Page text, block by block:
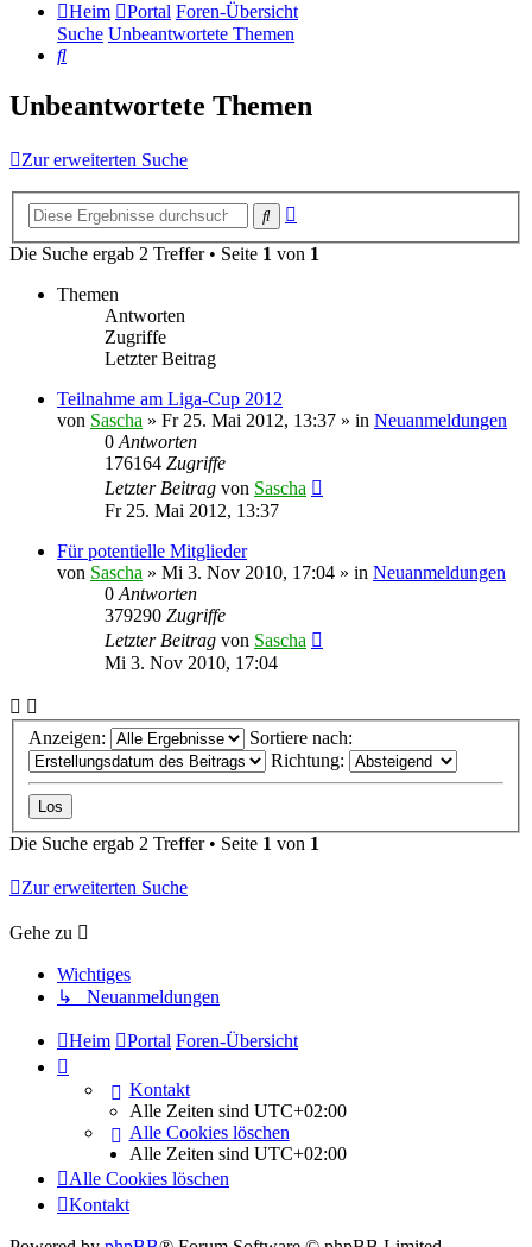
Heim Portal Foren-Übersicht
Suche Unbeantwortete Themen
Suche
Unbeantwortete Themen
Zur erweiterten Suche
Suche
Die Suche ergab 2 Treffer • Seite 1 von 1
Themen
Antworten
Zugriffe
Letzter Beitrag
Teilnahme am Liga-Cup 2012
von Sascha » Fr 25. Mai 2012, 13:37 » in Neuanmeldungen
0 Antworten
176164 Zugriffe
Letzter Beitrag von Sascha
Fr 25. Mai 2012, 13:37
Für potentielle Mitglieder
von Sascha » Mi 3. Nov 2010, 17:04 » in Neuanmeldungen
0 Antworten
379290 Zugriffe
Letzter Beitrag von Sascha
Mi 3. Nov 2010, 17:04
Anzeigen:
Sortiere nach:
Richtung:
Die Suche ergab 2 Treffer • Seite 1 von 1
Zur erweiterten Suche
Gehe zu
Wichtiges
↳ Neuanmeldungen
Heim Portal Foren-Übersicht
Kontakt
Alle Zeiten sind UTC+02:00
Alle Cookies löschen
Alle Zeiten sind UTC+02:00
Alle Cookies löschen
Kontakt